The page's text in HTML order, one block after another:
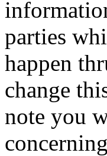
parties
happen
change
note you